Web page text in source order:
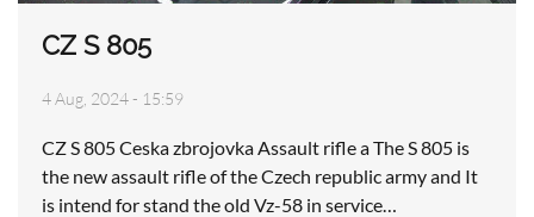
CZ S 805
4 Aug, 2024 - 15:59
CZ S 805 Ceska zbrojovka Assault rifle a The S 805 is
the new assault rifle of the Czech republic army and It
is intend for stand the old Vz-58 in service…